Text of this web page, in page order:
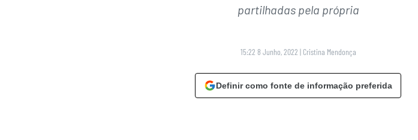
partilhadas pela própria
15:22 8 Junho, 2022 | Cristina Mendonça
Definir como fonte de informação preferida